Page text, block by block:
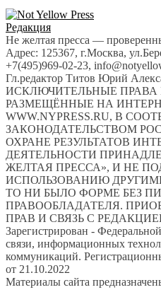
Редакция
Не желтая пресса —
Адрес: 125367, г.Москва,
+7(495)969-02-23,
Гл.редактор Титов Юрий
ИСКЛЮЧИТЕЛЬНЫЕ
РАЗМЕЩЁННЫЕ НА
WWW.NYPRESS.RU, В
ЗАКОНОДАТЕЛЬСТВОМ
ОХРАНЕ РЕЗУЛЬТАТОВ
ДЕЯТЕЛЬНОСТИ
ЖЕЛТАЯ ПРЕССА», И НЕ
ИСПОЛЬЗОВАНИЮ
ТО НИ БЫЛО ФОРМЕ БЕЗ
ПРАВООБЛАДАТЕЛЯ.
ПРАВ И СВЯЗЬ С РЕДАКЦИЕЙ:
Зарегистрирован -
связи, информационных
коммуникаций.
от 21.10.2022
Материалы сайта